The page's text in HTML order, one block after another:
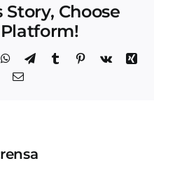
Story, Choose
WhatsApp
TelegramTumblrPinterest
Vk
Xing
Correo